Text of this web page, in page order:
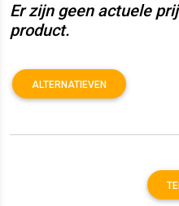
Er zijn geen actuele
product.
ALTERNATIEVEN